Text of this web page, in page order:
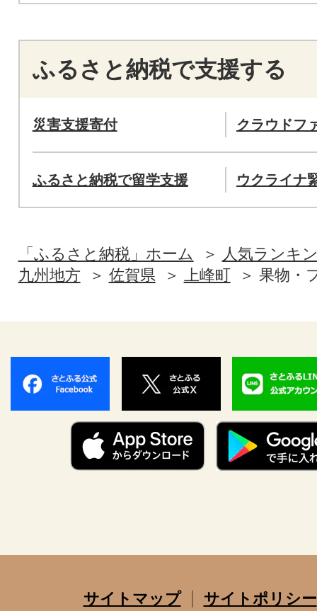
ふるさと納税で支援する
災害支援寄付 クラウドフ
ふるさと納税で留学支援 ウクライナ
「ふるさと納税」ホーム
人気ランキ
九州地方
佐賀県 上峰町 果物・
サイトマップ
サイトポリシー